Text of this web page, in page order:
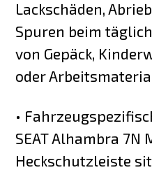
Lackschäden,
Spuren beim
von Gepäck,
oder
•
SEAT Alhambra 7N
Heckschutzleiste